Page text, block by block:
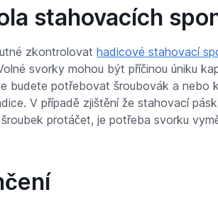
stahovacích
zkontrolovathadicové stahovací
svorky mohou být příčinou úniku
budete potřebovat šroubovák a nebo
V případě zjištění že stahovací
protáčet, je potřeba svorku